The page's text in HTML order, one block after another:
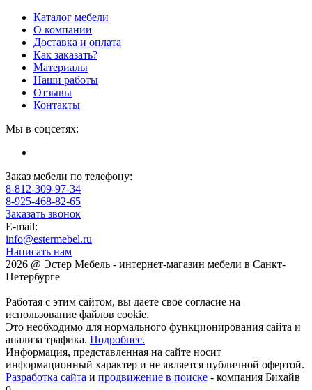
Каталог мебели
О компании
Доставка и оплата
Как заказать?
Материалы
Наши работы
Отзывы
Контакты
Мы в соцсетях:
Заказ мебели по телефону:
8-812-309-97-34
8-925-468-82-65
Заказать звонок
E-mail:
info@estermebel.ru
Написать нам
2026 @ Эстер Мебель - интернет-магазин мебели в Санкт-
Петербурге
Работая с этим сайтом, вы даете свое согласие на
использование файлов cookie.
Это необходимо для нормального функционирования сайта и
анализа трафика. Подробнее.
Информация, представленная на сайте носит
информационный характер и не является публичной офертой.
Разработка сайта и продвижение в поиске - компания Бихайв